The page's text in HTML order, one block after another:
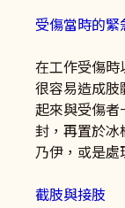
受傷當時的緊
在工作受傷
很容易造成
起來與受傷
封，再置於
乃伊，或是
截肢與接肢